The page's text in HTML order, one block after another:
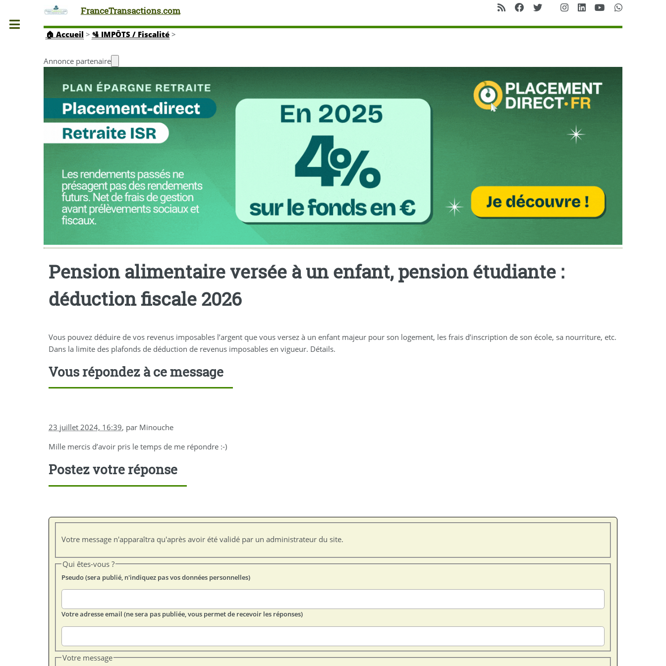
FranceTransactions.com
🏠 Accueil > 🛂 IMPÔTS / Fiscalité >
Annonce partenaire
Pension alimentaire versée à un enfant, pension étudiante :
déduction fiscale 2026
Vous pouvez déduire de vos revenus imposables l’argent que vous versez à un enfant majeur pour son logement, les frais d’inscription de son école, sa nourriture, etc.
Dans la limite des plafonds de déduction de revenus imposables en vigueur. Détails.
Vous répondez à ce message
23 juillet 2024, 16:39, par Minouche
Mille mercis d’avoir pris le temps de me répondre :-)
Postez votre réponse
Votre message n'apparaîtra qu'après avoir été validé par un administrateur du site.
Qui êtes-vous ?
Pseudo (sera publié, n'indiquez pas vos données personnelles)
Votre adresse email (ne sera pas publiée, vous permet de recevoir les réponses)
Votre message
Toggle